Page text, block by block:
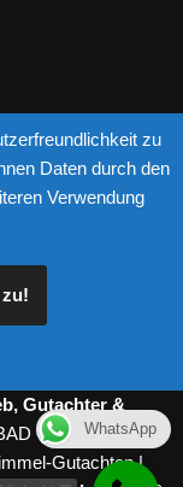
& like us :)
Gutachter &
- SANITÄR -
Gutachten |
zu
Daten durch den
Verwendung
WhatsApp